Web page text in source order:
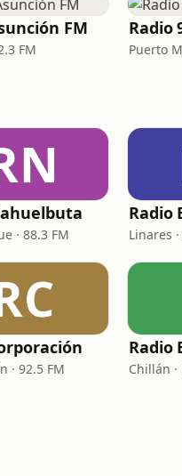
FM
FM
Radio
Puerto
· 88.3 FM
Radio
Linares
· 92.5 FM
Radio
Chillán ·